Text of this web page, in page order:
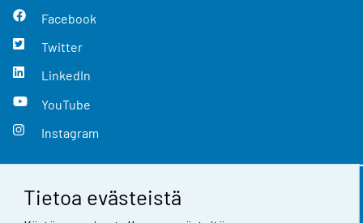
Tietoa evästeistä
Facebook
Twitter
LinkedIn
YouTube
Instagram
Yhteystiedot